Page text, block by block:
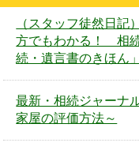
（スタッフ徒然日記
方でもわかる！ 相
続・遺言書のきほん
最新・相続ジャーナ
家屋の評価方法～